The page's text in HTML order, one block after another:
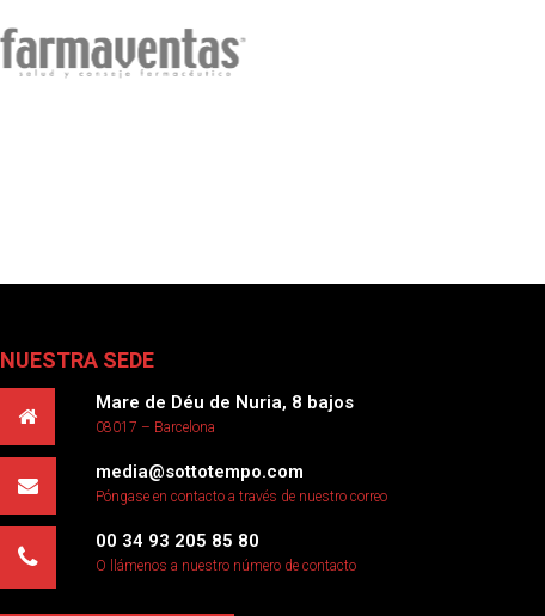
NUESTRA SEDE
Mare de Déu de Nuria, 8 bajos
08017 – Barcelona
media@sottotempo.com
Póngase en contacto a través de nuestro correo
00 34 93 205 85 80
O llámenos a nuestro número de contacto